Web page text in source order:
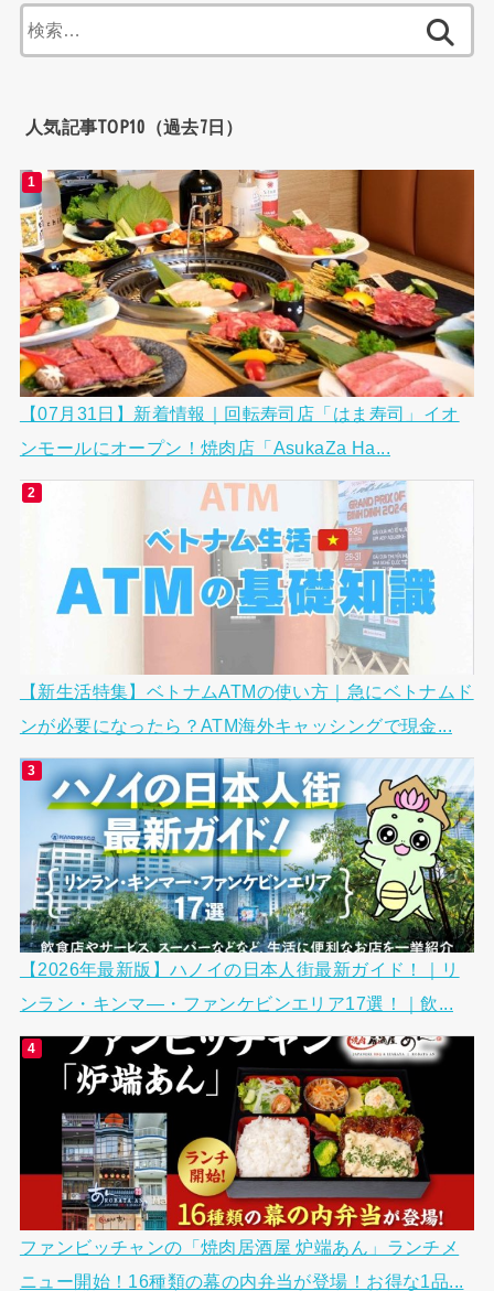
索:
人気記事TOP10（過去7日）
【07月31日】新着情報｜回転寿司店「はま寿司」イオ
ンモールにオープン！焼肉店「AsukaZa Ha...
【新生活特集】ベトナムATMの使い方｜急にベトナムド
ンが必要になったら？ATM海外キャッシングで現金...
【2026年最新版】ハノイの日本人街最新ガイド！｜リ
ンラン・キンマ―・ファンケビンエリア17選！｜飲...
ファンビッチャンの「焼肉居酒屋 炉端あん」ランチメ
ニュー開始！16種類の幕の内弁当が登場！お得な1品...